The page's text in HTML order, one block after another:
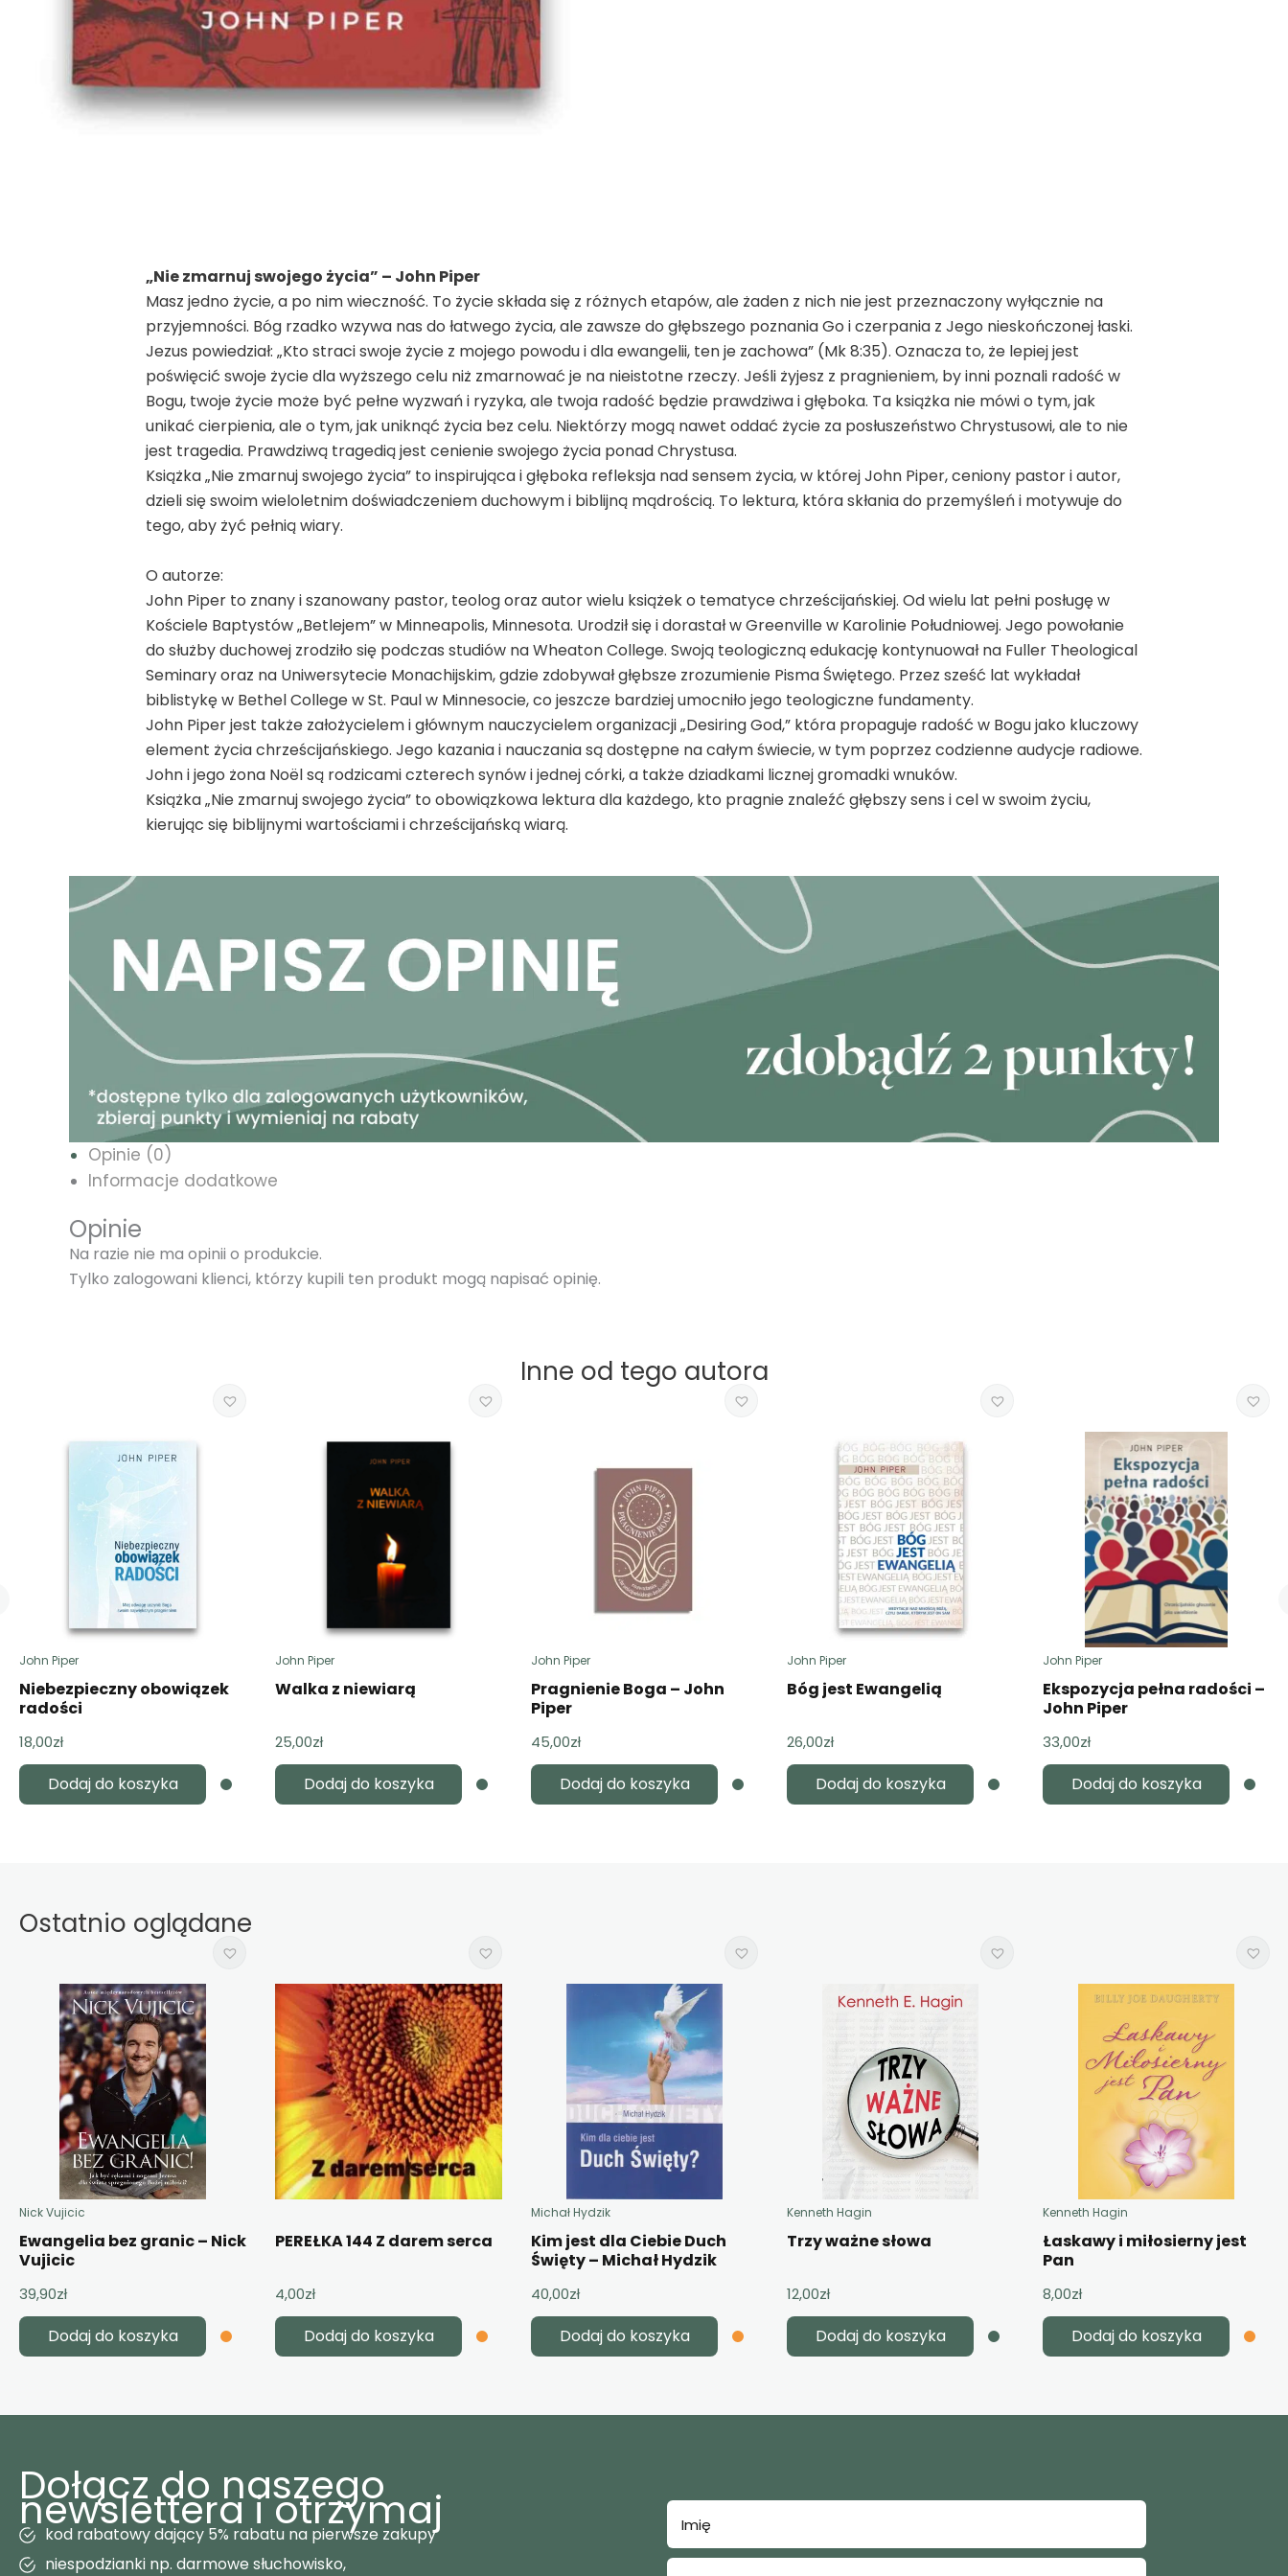
„Nie zmarnuj swojego życia” – John Piper
Masz jedno życie, a po nim wieczność. To życie składa się z różnych etapów, ale żaden z nich nie jest przeznaczony wyłącznie na
przyjemności. Bóg rzadko wzywa nas do łatwego życia, ale zawsze do głębszego poznania Go i czerpania z Jego nieskończonej łaski.
Jezus powiedział: „Kto straci swoje życie z mojego powodu i dla ewangelii, ten je zachowa” (Mk 8:35). Oznacza to, że lepiej jest
poświęcić swoje życie dla wyższego celu niż zmarnować je na nieistotne rzeczy. Jeśli żyjesz z pragnieniem, by inni poznali radość w
Bogu, twoje życie może być pełne wyzwań i ryzyka, ale twoja radość będzie prawdziwa i głęboka. Ta książka nie mówi o tym, jak
unikać cierpienia, ale o tym, jak uniknąć życia bez celu. Niektórzy mogą nawet oddać życie za posłuszeństwo Chrystusowi, ale to nie
jest tragedia. Prawdziwą tragedią jest cenienie swojego życia ponad Chrystusa.
Książka „Nie zmarnuj swojego życia” to inspirująca i głęboka refleksja nad sensem życia, w której John Piper, ceniony pastor i autor,
dzieli się swoim wieloletnim doświadczeniem duchowym i biblijną mądrością. To lektura, która skłania do przemyśleń i motywuje do
tego, aby żyć pełnią wiary.
O autorze:
John Piper to znany i szanowany pastor, teolog oraz autor wielu książek o tematyce chrześcijańskiej. Od wielu lat pełni posługę w
Kościele Baptystów „Betlejem” w Minneapolis, Minnesota. Urodził się i dorastał w Greenville w Karolinie Południowej. Jego powołanie
do służby duchowej zrodziło się podczas studiów na Wheaton College. Swoją teologiczną edukację kontynuował na Fuller Theological
Seminary oraz na Uniwersytecie Monachijskim, gdzie zdobywał głębsze zrozumienie Pisma Świętego. Przez sześć lat wykładał
biblistykę w Bethel College w St. Paul w Minnesocie, co jeszcze bardziej umocniło jego teologiczne fundamenty.
John Piper jest także założycielem i głównym nauczycielem organizacji „Desiring God,” która propaguje radość w Bogu jako kluczowy
element życia chrześcijańskiego. Jego kazania i nauczania są dostępne na całym świecie, w tym poprzez codzienne audycje radiowe.
John i jego żona Noël są rodzicami czterech synów i jednej córki, a także dziadkami licznej gromadki wnuków.
Książka „Nie zmarnuj swojego życia” to obowiązkowa lektura dla każdego, kto pragnie znaleźć głębszy sens i cel w swoim życiu,
kierując się biblijnymi wartościami i chrześcijańską wiarą.
Opinie (0)
Informacje dodatkowe
Opinie
Na razie nie ma opinii o produkcie.
Tylko zalogowani klienci, którzy kupili ten produkt mogą napisać opinię.
Inne od tego autora
John Piper
Niebezpieczny obowiązek
radości
18,00zł
Dodaj do koszyka
John Piper
Walka z niewiarą
25,00zł
Dodaj do koszyka
John Piper
Pragnienie Boga – John
Piper
45,00zł
Dodaj do koszyka
John Piper
Bóg jest Ewangelią
26,00zł
Dodaj do koszyka
John Piper
Ekspozycja pełna radości –
John Piper
33,00zł
Dodaj do koszyka
Ostatnio oglądane
Nick Vujicic
Ewangelia bez granic – Nick
Vujicic
39,90zł
Dodaj do koszyka
PEREŁKA 144 Z darem serca
4,00zł
Dodaj do koszyka
Michał Hydzik
Kim jest dla Ciebie Duch
Święty – Michał Hydzik
40,00zł
Dodaj do koszyka
Kenneth Hagin
Trzy ważne słowa
12,00zł
Dodaj do koszyka
Kenneth Hagin
Łaskawy i miłosierny jest
Pan
8,00zł
Dodaj do koszyka
Dołącz do naszego
newslettera i otrzymaj
kod rabatowy dający 5% rabatu na pierwsze zakupy
niespodzianki np. darmowe słuchowisko,